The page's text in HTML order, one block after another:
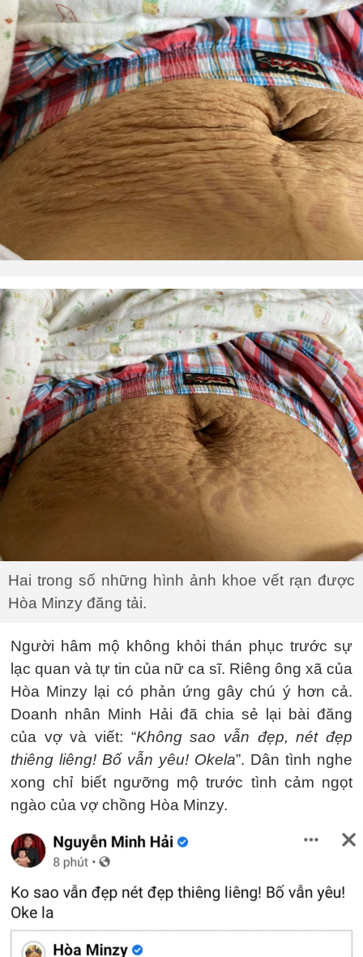
Hai trong số những hình ảnh khoe vết rạn được
Hòa Minzy đăng tải.
Người hâm mộ không khỏi thán phục trước sự
lạc quan và tự tin của nữ ca sĩ. Riêng ông xã của
Hòa Minzy lại có phản ứng gây chú ý hơn cả.
Doanh nhân Minh Hải đã chia sẻ lại bài đăng
của vợ và viết: “Không sao vẫn đẹp, nét đẹp
thiêng liêng! Bố vẫn yêu! Okela”. Dân tình nghe
xong chỉ biết ngưỡng mộ trước tình cảm ngọt
ngào của vợ chồng Hòa Minzy.